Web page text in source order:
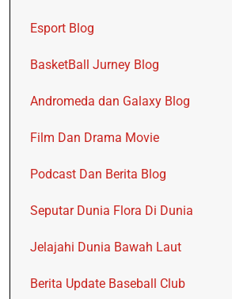
Esport Blog
BasketBall Jurney Blog
Andromeda dan Galaxy Blog
Film Dan Drama Movie
Podcast Dan Berita Blog
Seputar Dunia Flora Di Dunia
Jelajahi Dunia Bawah Laut
Berita Update Baseball Club